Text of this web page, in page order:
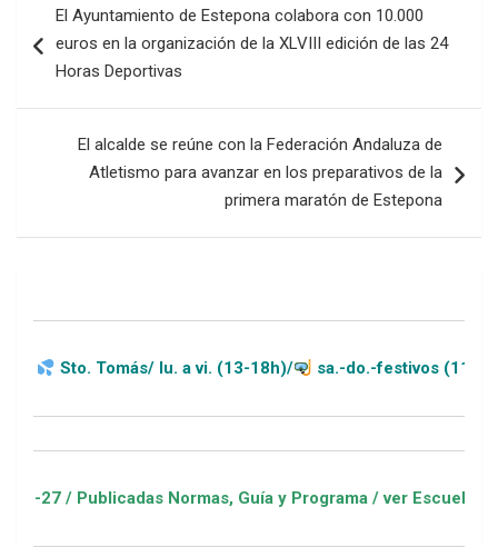
de
entradas
El Ayuntamiento de Estepona colabora con 10.000
euros en la organización de la XLVIII edición de las 24
Horas Deportivas
El alcalde se reúne con la Federación Andaluza de
Atletismo para avanzar en los preparativos de la
primera maratón de Estepona
lu. a vi. (13-18h)/ sa.-do.-festivos (11-20h)
Normas, Guía y Programa / ver Escuelas Deportivas